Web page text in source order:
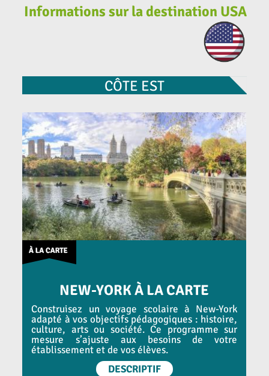
Informations sur la destination USA
CÔTE EST
NEW-YORK À LA CARTE
Construisez un voyage scolaire à New-York
adapté à vos objectifs pédagogiques : histoire,
culture, arts ou société. Ce programme sur
mesure s’ajuste aux besoins de votre
établissement et de vos élèves.
DESCRIPTIF